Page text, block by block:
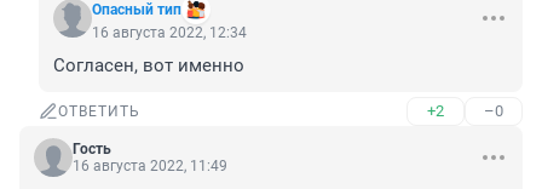
Опасный тип
16 августа 2022, 12:34
Согласен, вот именно
ОТВЕТИТЬ +2 –0
Гость
16 августа 2022, 11:49